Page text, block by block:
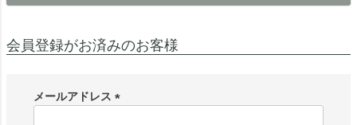
会員登録がお済みのお客様
メールアドレス